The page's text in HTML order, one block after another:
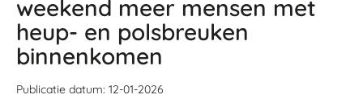
weekend meer mensen met
heup- en polsbreuken
binnenkomen
Publicatie datum: 12-01-2026